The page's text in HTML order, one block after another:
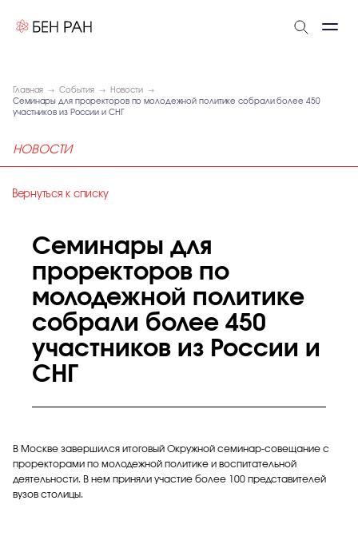
Главная События
Новости
Семинары для проректоров по молодежной политике собрали более 450
участников из России и СНГ
НОВОСТИ
Вернуться к списку
Семинары для
проректоров по
молодежной политике
собрали более 450
участников из России и
СНГ
В Москве завершился итоговый Окружной семинар-совещание с
проректорами по молодежной политике и воспитательной
деятельности. В нем приняли участие более 100 представителей
вузов столицы.